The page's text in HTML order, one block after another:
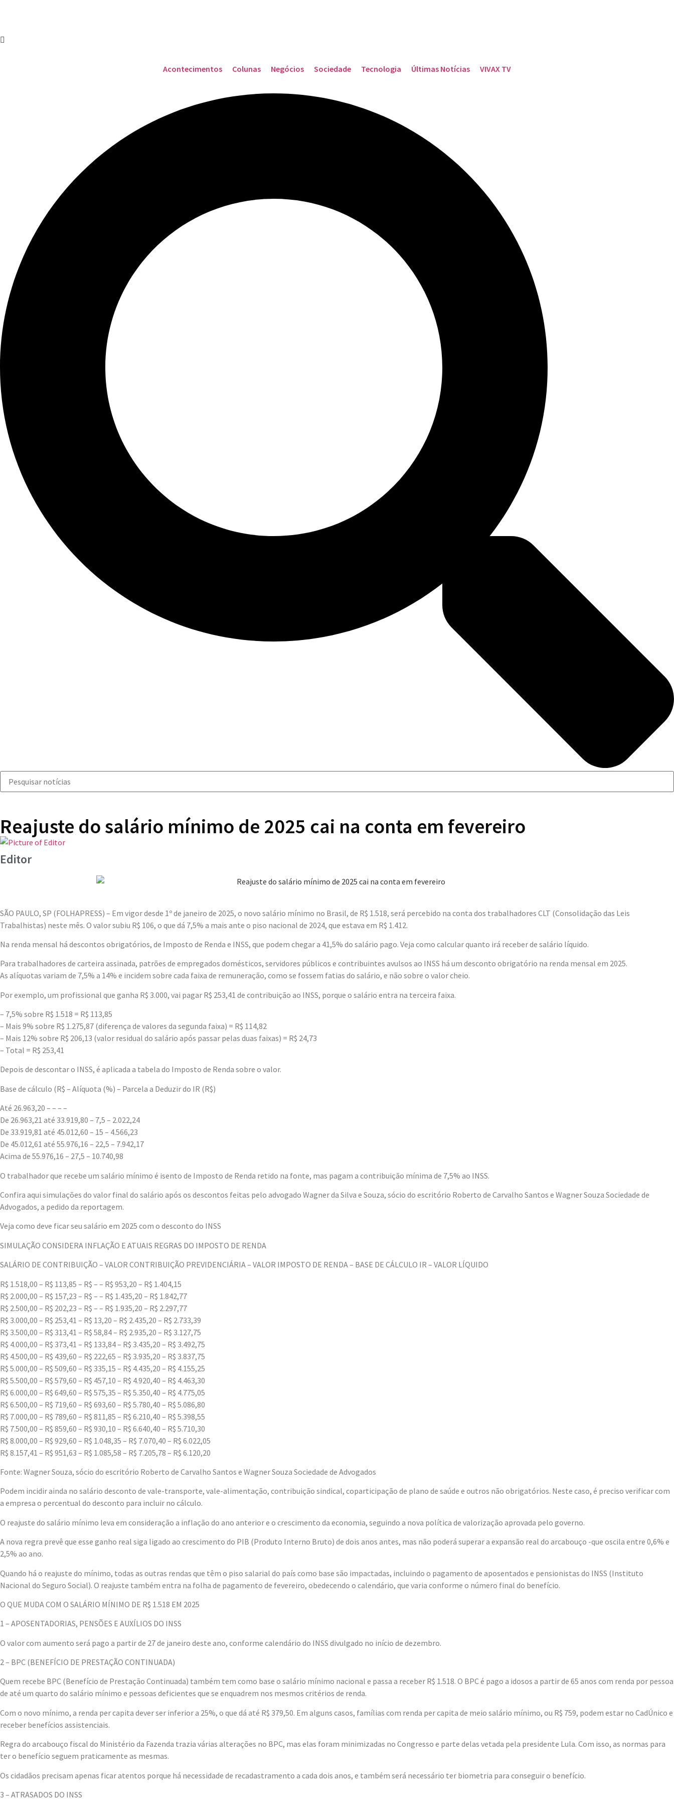
Acontecimentos Colunas Negócios Sociedade Tecnologia Últimas Notícias VIVAX TV
Reajuste do salário mínimo de 2025 cai na conta em fevereiro
Editor
SÃO PAULO, SP (FOLHAPRESS) – Em vigor desde 1º de janeiro de 2025, o novo salário mínimo no Brasil, de R$ 1.518, será percebido na conta dos trabalhadores CLT (Consolidação das Leis
Trabalhistas) neste mês. O valor subiu R$ 106, o que dá 7,5% a mais ante o piso nacional de 2024, que estava em R$ 1.412.
Na renda mensal há descontos obrigatórios, de Imposto de Renda e INSS, que podem chegar a 41,5% do salário pago. Veja como calcular quanto irá receber de salário líquido.
Para trabalhadores de carteira assinada, patrões de empregados domésticos, servidores públicos e contribuintes avulsos ao INSS há um desconto obrigatório na renda mensal em 2025.
As alíquotas variam de 7,5% a 14% e incidem sobre cada faixa de remuneração, como se fossem fatias do salário, e não sobre o valor cheio.
Por exemplo, um profissional que ganha R$ 3.000, vai pagar R$ 253,41 de contribuição ao INSS, porque o salário entra na terceira faixa.
– 7,5% sobre R$ 1.518 = R$ 113,85
– Mais 9% sobre R$ 1.275,87 (diferença de valores da segunda faixa) = R$ 114,82
– Mais 12% sobre R$ 206,13 (valor residual do salário após passar pelas duas faixas) = R$ 24,73
– Total = R$ 253,41
Depois de descontar o INSS, é aplicada a tabela do Imposto de Renda sobre o valor.
Base de cálculo (R$ – Alíquota (%) – Parcela a Deduzir do IR (R$)
Até 26.963,20 – – – –
De 26.963,21 até 33.919,80 – 7,5 – 2.022,24
De 33.919,81 até 45.012,60 – 15 – 4.566,23
De 45.012,61 até 55.976,16 – 22,5 – 7.942,17
Acima de 55.976,16 – 27,5 – 10.740,98
O trabalhador que recebe um salário mínimo é isento de Imposto de Renda retido na fonte, mas pagam a contribuição mínima de 7,5% ao INSS.
Confira aqui simulações do valor final do salário após os descontos feitas pelo advogado Wagner da Silva e Souza, sócio do escritório Roberto de Carvalho Santos e Wagner Souza Sociedade de
Advogados, a pedido da reportagem.
Veja como deve ficar seu salário em 2025 com o desconto do INSS
SIMULAÇÃO CONSIDERA INFLAÇÃO E ATUAIS REGRAS DO IMPOSTO DE RENDA
SALÁRIO DE CONTRIBUIÇÃO – VALOR CONTRIBUIÇÃO PREVIDENCIÁRIA – VALOR IMPOSTO DE RENDA – BASE DE CÁLCULO IR – VALOR LÍQUIDO
R$ 1.518,00 – R$ 113,85 – R$ – – R$ 953,20 – R$ 1.404,15
R$ 2.000,00 – R$ 157,23 – R$ – – R$ 1.435,20 – R$ 1.842,77
R$ 2.500,00 – R$ 202,23 – R$ – – R$ 1.935,20 – R$ 2.297,77
R$ 3.000,00 – R$ 253,41 – R$ 13,20 – R$ 2.435,20 – R$ 2.733,39
R$ 3.500,00 – R$ 313,41 – R$ 58,84 – R$ 2.935,20 – R$ 3.127,75
R$ 4.000,00 – R$ 373,41 – R$ 133,84 – R$ 3.435,20 – R$ 3.492,75
R$ 4.500,00 – R$ 439,60 – R$ 222,65 – R$ 3.935,20 – R$ 3.837,75
R$ 5.000,00 – R$ 509,60 – R$ 335,15 – R$ 4.435,20 – R$ 4.155,25
R$ 5.500,00 – R$ 579,60 – R$ 457,10 – R$ 4.920,40 – R$ 4.463,30
R$ 6.000,00 – R$ 649,60 – R$ 575,35 – R$ 5.350,40 – R$ 4.775,05
R$ 6.500,00 – R$ 719,60 – R$ 693,60 – R$ 5.780,40 – R$ 5.086,80
R$ 7.000,00 – R$ 789,60 – R$ 811,85 – R$ 6.210,40 – R$ 5.398,55
R$ 7.500,00 – R$ 859,60 – R$ 930,10 – R$ 6.640,40 – R$ 5.710,30
R$ 8.000,00 – R$ 929,60 – R$ 1.048,35 – R$ 7.070,40 – R$ 6.022,05
R$ 8.157,41 – R$ 951,63 – R$ 1.085,58 – R$ 7.205,78 – R$ 6.120,20
Fonte: Wagner Souza, sócio do escritório Roberto de Carvalho Santos e Wagner Souza Sociedade de Advogados
Podem incidir ainda no salário desconto de vale-transporte, vale-alimentação, contribuição sindical, coparticipação de plano de saúde e outros não obrigatórios. Neste caso, é preciso verificar com
a empresa o percentual do desconto para incluir no cálculo.
O reajuste do salário mínimo leva em consideração a inflação do ano anterior e o crescimento da economia, seguindo a nova política de valorização aprovada pelo governo.
A nova regra prevê que esse ganho real siga ligado ao crescimento do PIB (Produto Interno Bruto) de dois anos antes, mas não poderá superar a expansão real do arcabouço -que oscila entre 0,6% e
2,5% ao ano.
Quando há o reajuste do mínimo, todas as outras rendas que têm o piso salarial do país como base são impactadas, incluindo o pagamento de aposentados e pensionistas do INSS (Instituto
Nacional do Seguro Social). O reajuste também entra na folha de pagamento de fevereiro, obedecendo o calendário, que varia conforme o número final do benefício.
O QUE MUDA COM O SALÁRIO MÍNIMO DE R$ 1.518 EM 2025
1 – APOSENTADORIAS, PENSÕES E AUXÍLIOS DO INSS
O valor com aumento será pago a partir de 27 de janeiro deste ano, conforme calendário do INSS divulgado no início de dezembro.
2 – BPC (BENEFÍCIO DE PRESTAÇÃO CONTINUADA)
Quem recebe BPC (Benefício de Prestação Continuada) também tem como base o salário mínimo nacional e passa a receber R$ 1.518. O BPC é pago a idosos a partir de 65 anos com renda por pessoa
de até um quarto do salário mínimo e pessoas deficientes que se enquadrem nos mesmos critérios de renda.
Com o novo mínimo, a renda per capita dever ser inferior a 25%, o que dá até R$ 379,50. Em alguns casos, famílias com renda per capita de meio salário mínimo, ou R$ 759, podem estar no CadÚnico e
receber benefícios assistenciais.
Regra do arcabouço fiscal do Ministério da Fazenda trazia várias alterações no BPC, mas elas foram minimizadas no Congresso e parte delas vetada pela presidente Lula. Com isso, as normas para
ter o benefício seguem praticamente as mesmas.
Os cidadãos precisam apenas ficar atentos porque há necessidade de recadastramento a cada dois anos, e também será necessário ter biometria para conseguir o benefício.
3 – ATRASADOS DO INSS